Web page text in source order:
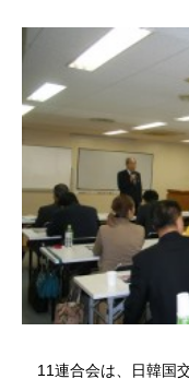
11連合会は、日韓国